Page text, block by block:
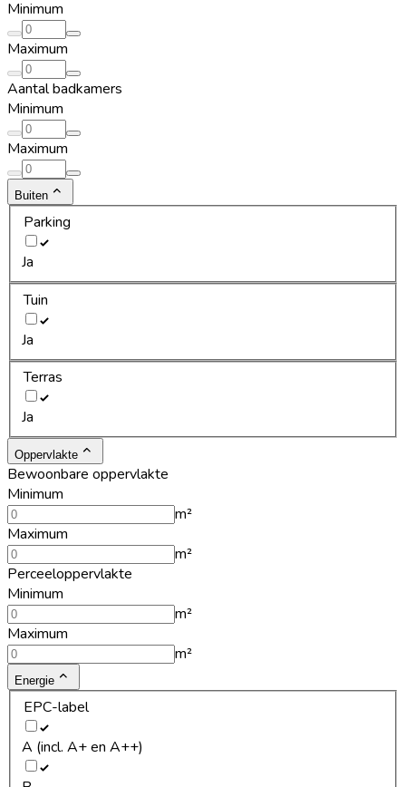
Minimum
Maximum
Aantal badkamers
Minimum
Maximum
Buiten
Parking
Ja
Tuin
Ja
Terras
Ja
Oppervlakte
Bewoonbare oppervlakte
Minimum
m²
Maximum
m²
Perceeloppervlakte
Minimum
m²
Maximum
m²
Energie
EPC-label
A (incl. A+ en A++)